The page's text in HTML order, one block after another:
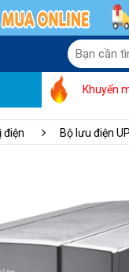
Khuyến
điện Bộ lưu điện